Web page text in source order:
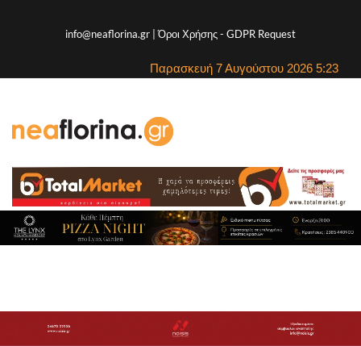
info@neaflorina.gr |Όροι Χρήσης- GDPR Request
Παρασκευή 7 Αυγούστου 2026 5:23